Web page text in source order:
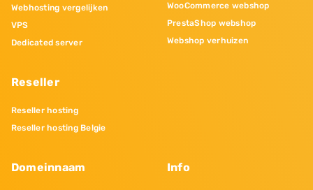
Webhosting vergelijken
VPS
Dedicated server
Reseller
Reseller hosting
Reseller hosting Belgie
WooCommerce webshop
PrestaShop webshop
Webshop verhuizen
Domeinnaam Info